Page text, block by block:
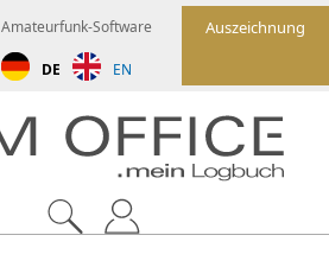
Auszeichnung
Amateurfunk-Software
DE EN